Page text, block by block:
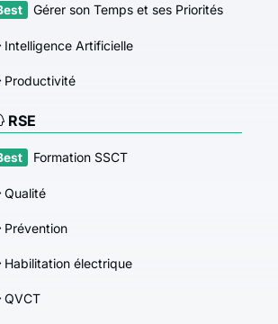
Gérer son Temps et ses Priorités
Intelligence Artificielle
Productivité
RSE
Formation SSCT
Qualité
Prévention
Habilitation électrique
QVCT